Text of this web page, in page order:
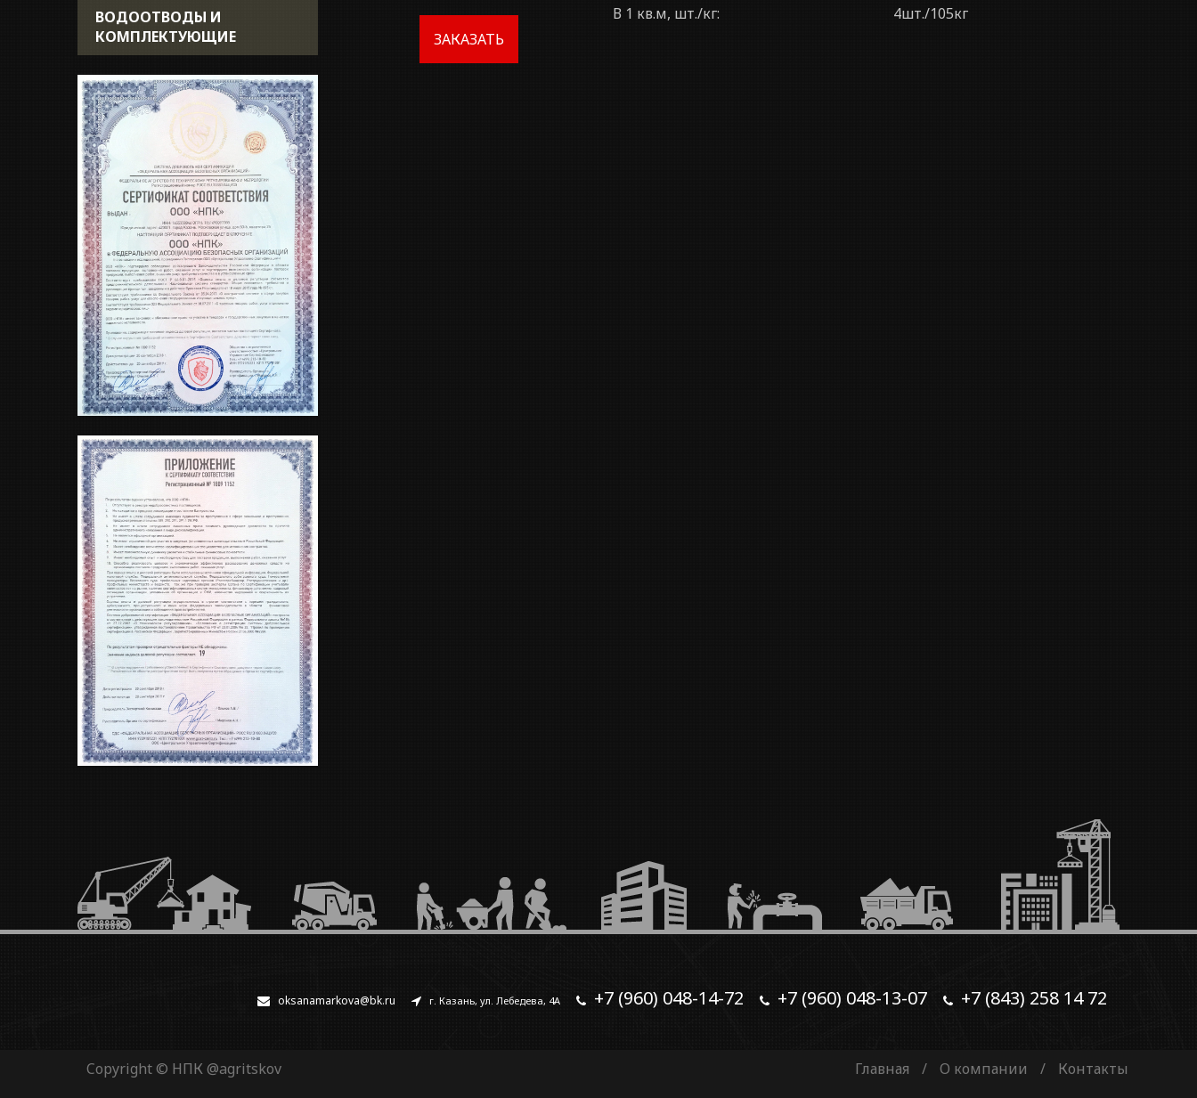
ВОДООТВОДЫ И
КОМПЛЕКТУЮЩИЕ
ЗАКАЗАТЬ
В 1 кв.м, шт./кг:
4шт./105кг
oksanamarkova@bk.ru г. Казань, ул. Лебедева, 4А +7 (960) 048-14-72 +7 (960) 048-13-07 +7 (843) 258 14 72
Copyright © НПК@agritskov Главная / О компании / Контакты